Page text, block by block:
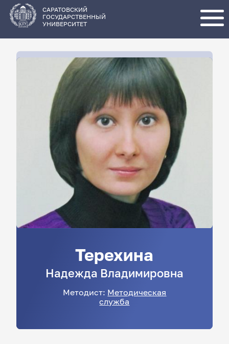
основному
содержанию
САРАТОВСКИЙ
ГОСУДАРСТВЕННЫЙ
УНИВЕРСИТЕТ
Терехина
Надежда Владимировна
Методист: Методическая
служба